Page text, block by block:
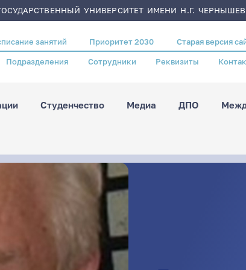
УНИВЕРСИТЕТ ИМЕНИ Н.Г.
занятий Приоритет 2030 Старая версия
Подразделения Сотрудники Реквизиты
Студенчество Медиа ДПО